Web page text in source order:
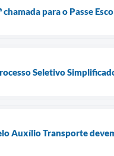
para o Passe
Seletivo
Auxílio Transporte